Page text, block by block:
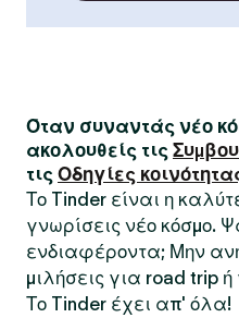
Όταν συναντάς νέο
ακολουθείς τις
τις Οδηγίες
Το Tinder είναι η
γνωρίσεις νέο κόσμο.
ενδιαφέροντα; Μην
μιλήσεις για road trip
Το Tinder έχει απ' όλα!